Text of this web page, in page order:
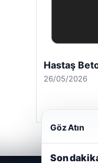
Enes
28/04/2026
Göz Atın
Son